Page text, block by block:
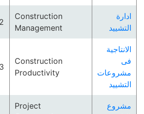
ادارة
التشييد
Construction
Management
الانتاجية
فى
مشروعات
التشييد
Construction
Productivity
مشروع
Project